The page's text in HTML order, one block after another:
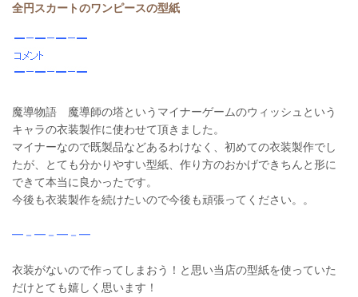
全円スカートのワンピースの型紙
魔導物語 魔導師の塔というマイナーゲームのウィッシュという
キャラの衣装製作に使わせて頂きました。
マイナーなので既製品などあるわけなく、初めての衣装製作でし
たが、とても分かりやすい型紙、作り方のおかげできちんと形に
できて本当に良かったです。
今後も衣装製作を続けたいので今後も頑張ってください。。
━－━－━－━
衣装がないので作ってしまおう！と思い当店の型紙を使っていた
だけとても嬉しく思います！